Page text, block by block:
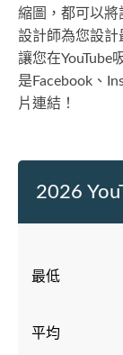
縮圖，都可以將
設計師為您設計
讓您在YouTube
是Facebook、
片連結！
2026
最低
平均